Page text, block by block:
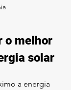
o melhor
solar
a energia